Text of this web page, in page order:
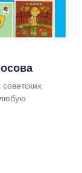
любую